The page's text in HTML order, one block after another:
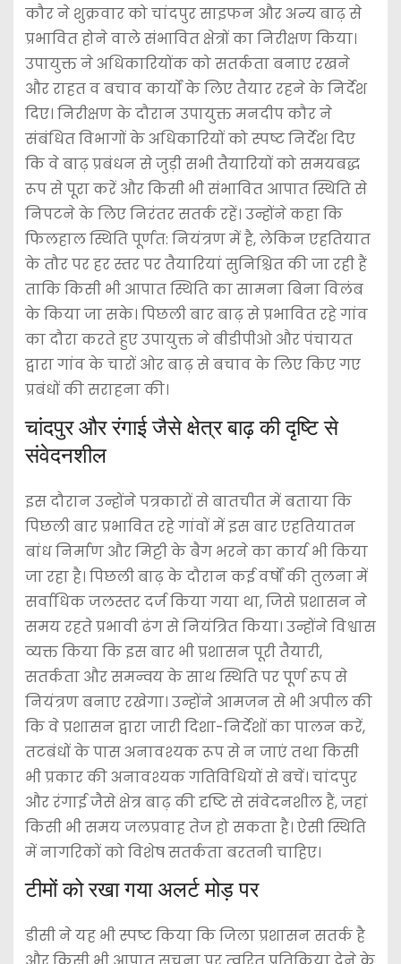
कौर ने शुक्रवार को चांदपुर साइफन और अन्य बाढ़ से
प्रभावित होने वाले संभावित क्षेत्रों का निरीक्षण किया।
उपायुक्त ने अधिकारियोंक को सतर्कता बनाए रखने
और राहत व बचाव कार्यों के लिए तैयार रहने के निर्देश
दिए। निरीक्षण के दौरान उपायुक्त मनदीप कौर ने
संबंधित विभागों के अधिकारियों को स्पष्ट निर्देश दिए
कि वे बाढ़ प्रबंधन से जुड़ी सभी तैयारियों को समयबद्ध
रूप से पूरा करें और किसी भी संभावित आपात स्थिति से
निपटने के लिए निरंतर सतर्क रहें। उन्होंने कहा कि
फिलहाल स्थिति पूर्णत: नियंत्रण में है, लेकिन एहतियात
के तौर पर हर स्तर पर तैयारियां सुनिश्चित की जा रही हैं
ताकि किसी भी आपात स्थिति का सामना बिना विलंब
के किया जा सके। पिछली बार बाढ़ से प्रभावित रहे गांव
का दौरा करते हुए उपायुक्त ने बीडीपीओ और पंचायत
द्वारा गांव के चारों ओर बाढ़ से बचाव के लिए किए गए
प्रबंधों की सराहना की।
चांदपुर और रंगाई जैसे क्षेत्र बाढ़ की दृष्टि से
संवेदनशील
इस दौरान उन्होंने पत्रकारों से बातचीत में बताया कि
पिछली बार प्रभावित रहे गांवों में इस बार एहतियातन
बांध निर्माण और मिट्टी के बैग भरने का कार्य भी किया
जा रहा है। पिछली बाढ़ के दौरान कई वर्षों की तुलना में
सर्वाधिक जलस्तर दर्ज किया गया था, जिसे प्रशासन ने
समय रहते प्रभावी ढंग से नियंत्रित किया। उन्होंने विश्वास
व्यक्त किया कि इस बार भी प्रशासन पूरी तैयारी,
सतर्कता और समन्वय के साथ स्थिति पर पूर्ण रूप से
नियंत्रण बनाए रखेगा। उन्होंने आमजन से भी अपील की
कि वे प्रशासन द्वारा जारी दिशा-निर्देशों का पालन करें,
तटबंधों के पास अनावश्यक रूप से न जाएं तथा किसी
भी प्रकार की अनावश्यक गतिविधियों से बचें। चांदपुर
और रंगाई जैसे क्षेत्र बाढ़ की दृष्टि से संवेदनशील हैं, जहां
किसी भी समय जलप्रवाह तेज हो सकता है। ऐसी स्थिति
में नागरिकों को विशेष सतर्कता बरतनी चाहिए।
टीमों को रखा गया अलर्ट मोड़ पर
डीसी ने यह भी स्पष्ट किया कि जिला प्रशासन सतर्क है